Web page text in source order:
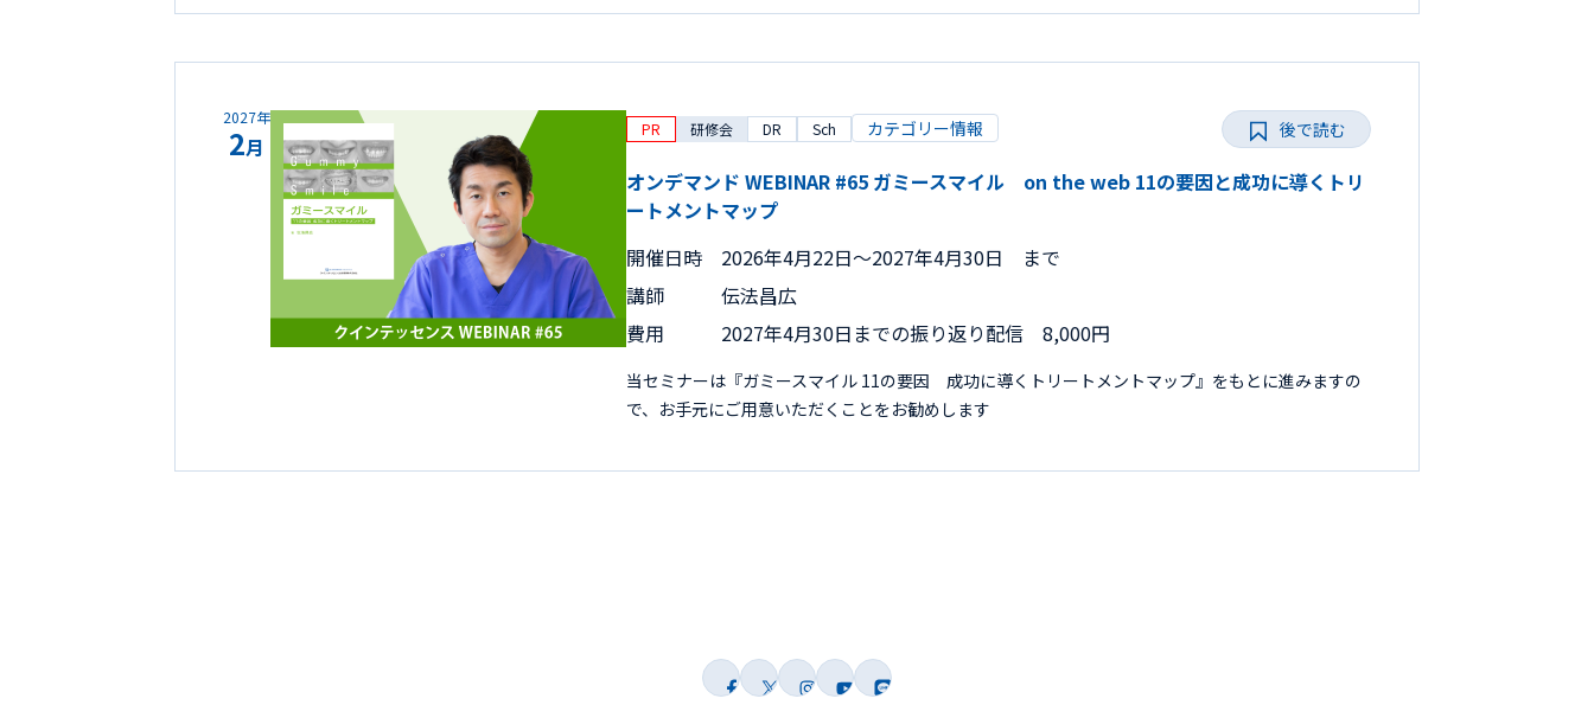
2027年
2月
PR 研修会 DR Sch カテゴリー情報
オンデマンド WEBINAR #65 ガミースマイル on the web 11の要因と成功に導くトリ
ートメントマップ
開催日時
2026年4月22日〜2027年4月30日 まで
講師
伝法昌広
費用
2027年4月30日までの振り返り配信 8,000円
当セミナーは『ガミースマイル 11の要因 成功に導くトリートメントマップ』をもとに進みますの
で、お手元にご用意いただくことをお勧めします
後で読む